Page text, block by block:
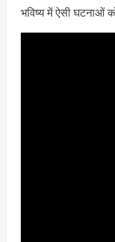
भविष्य में ऐसी घटनाओं